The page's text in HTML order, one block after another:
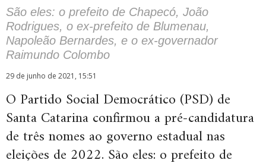
São eles: o prefeito de Chapecó, João
Rodrigues, o ex-prefeito de Blumenau,
Napoleão Bernardes, e o ex-governador
Raimundo Colombo
29 de junho de 2021, 15:51
O Partido Social Democrático (PSD) de
Santa Catarina confirmou a pré-candidatura
de três nomes ao governo estadual nas
eleições de 2022. São eles: o prefeito de